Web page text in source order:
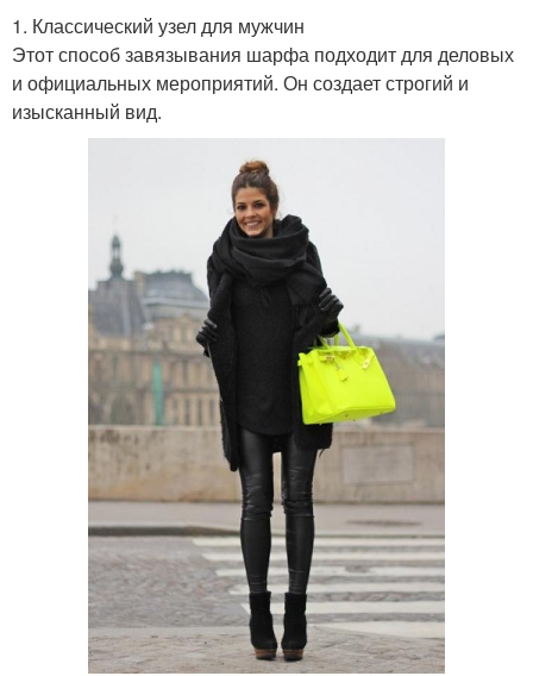
1. Классический узел для мужчин
Этот способ завязывания шарфа подходит для деловых
и официальных мероприятий. Он создает строгий и
изысканный вид.